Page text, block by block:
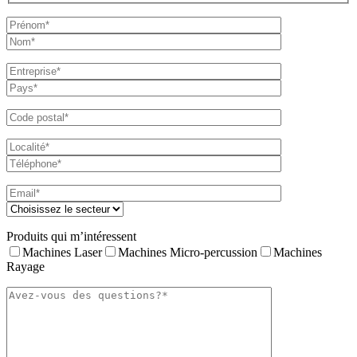
Produits qui m’intéressent
Machines Laser
Machines Micro-percussion
Machines
Rayage